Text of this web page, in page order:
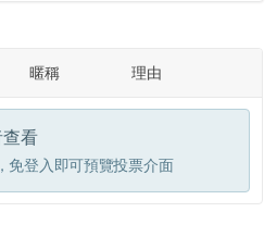
暱稱 理由
看
，免登入即可預覽投票介面